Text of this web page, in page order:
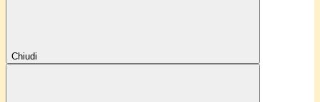
Chiudi